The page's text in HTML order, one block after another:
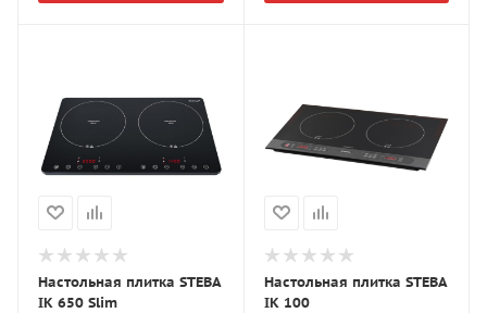
Настольная плитка STEBA
IK 650 Slim
Настольная плитка STEBA
IK 100